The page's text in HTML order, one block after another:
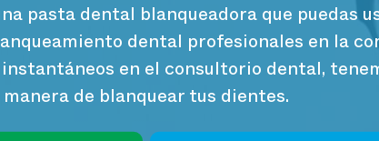
pasta dental blanqueadora que puedas
dental profesionales en la
en el consultorio dental,
manera de blanquear tus dientes.